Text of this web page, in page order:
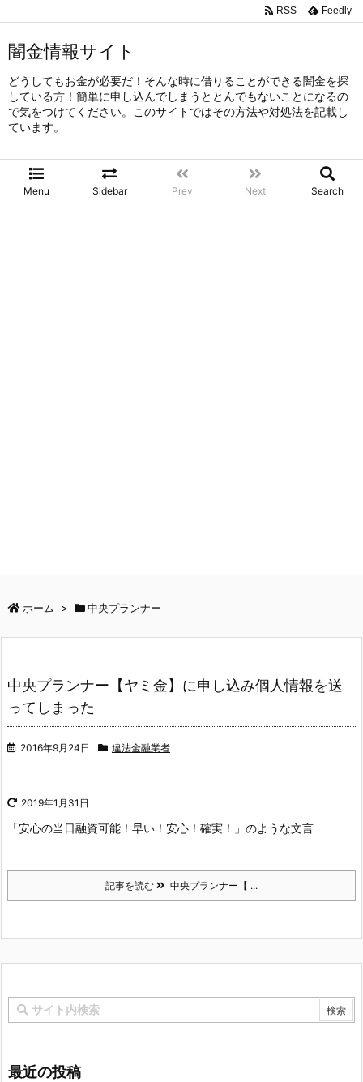
闇金情報サイト
どうしてもお金が必要だ！そんな時に借りることができる闇金を探
している方！簡単に申し込んでしまうととんでもないことになるの
で気をつけてください。このサイトではその方法や対処法を記載し
ています。
Menu Sidebar Prev Next Search
RSS Feedly
ホーム > 中央プランナー
中央プランナー【ヤミ金】に申し込み個人情報を送
ってしまった
2016年9月24日 違法金融業者
2019年1月31日
「安心の当日融資可能！早い！安心！確実！」のような文言
記事を読む 中央プランナー【 ...
最近の投稿